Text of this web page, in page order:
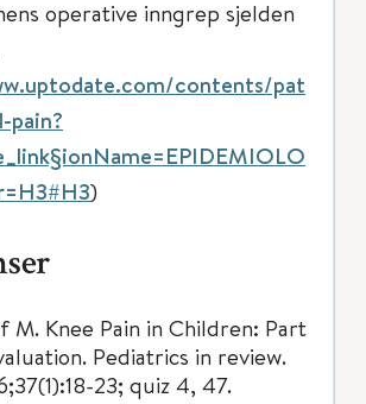
operative inngrep sjelden
contents/pat
pain?
)
M. Knee Pain in Children: Part
Pediatrics in review.
23; quiz 4, 47.